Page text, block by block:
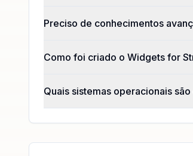
Preciso de conhecimentos
Como foi criado o Widgets for
Quais sistemas operacionais